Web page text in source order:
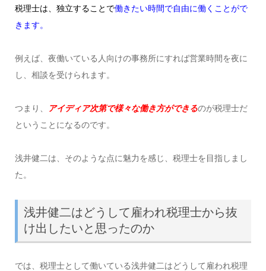
税理士は、独立することで働きたい時間で自由に働くことがで
きます。
例えば、夜働いている人向けの事務所にすれば営業時間を夜に
し、相談を受けられます。
つまり、 アイディア次第で様々な働き方ができるのが税理士だ
ということになるのです。
浅井健二は、そのような点に魅力を感じ、税理士を目指しまし
た。
浅井健二はどうして雇われ税理士から抜
け出したいと思ったのか
では、税理士として働いている浅井健二はどうして雇われ税理